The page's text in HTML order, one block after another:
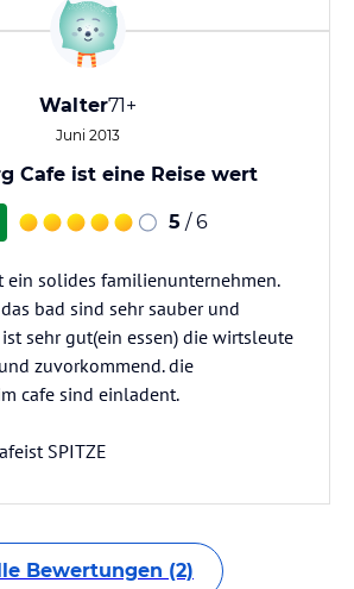
Walter71+
Juni 2013
Cafe ist eine Reise wert
5 / 6
ein solides familienunternehmen.
bad sind sehr sauber und
sehr gut(ein essen) die wirtsleute
zuvorkommend. die
cafe sind einladent.
SPITZE
Bewertungen (2)